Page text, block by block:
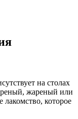
на столах
жареный или
которое